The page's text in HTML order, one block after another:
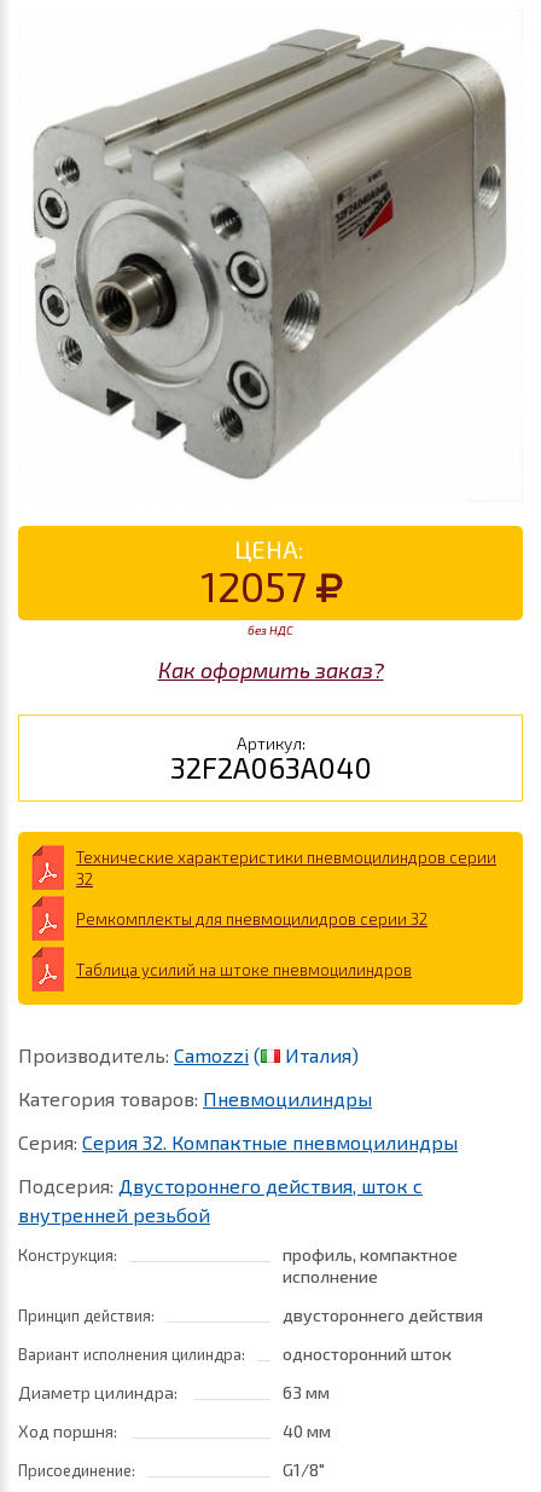
ЦЕНА:
12057
без НДС
Как оформить заказ?
Артикул:
32F2A063A040
Технические характеристики пневмоцилиндров серии
32
Ремкомплекты для пневмоцилидров серии 32
Таблица усилий на штоке пневмоцилиндров
Производитель: Camozzi (
Италия)
Категория товаров: Пневмоцилиндры
Серия: Серия 32. Компактные пневмоцилиндры
Подсерия: Двустороннего действия, шток с
внутренней резьбой
Конструкция:
профиль, компактное
исполнение
Принцип действия: двустороннего действия
Вариант исполнения цилиндра:
односторонний шток
Диаметр цилиндра:
63 мм
Ход поршня:
40 мм
Присоединение: G1/8"